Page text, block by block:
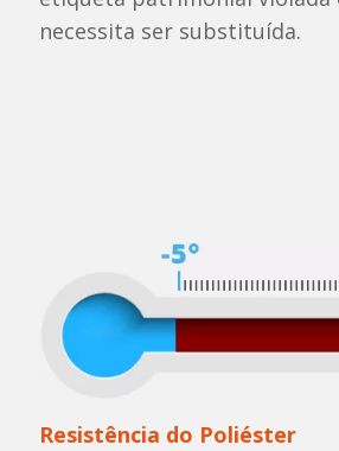
necessita ser substituída.
Resistência do Poliéster